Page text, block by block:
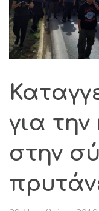
για
στην